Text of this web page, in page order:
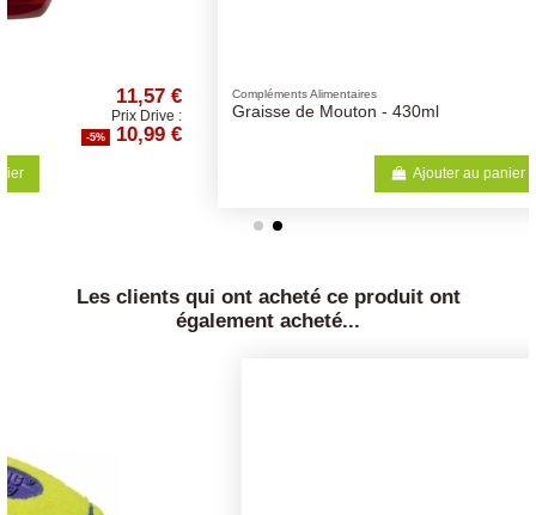
Compléments Alimentaires
Graisse de Mouton - 430ml Prix Drive :
Les clients qui ont acheté ce produit ont
également acheté...